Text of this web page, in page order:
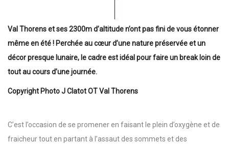
Val Thorens et ses 2300m d’altitude n’ont pas fini de vous étonner
même en été ! Perchée au cœur d’une nature préservée et un
décor presque lunaire, le cadre est idéal pour faire un break loin de
tout au cours d’une journée.
Copyright Photo J Clatot OT Val Thorens
C’est l’occasion de se promener en faisant le plein d’oxygène et de
fraicheur tout en partant à l’assaut des sommets et des